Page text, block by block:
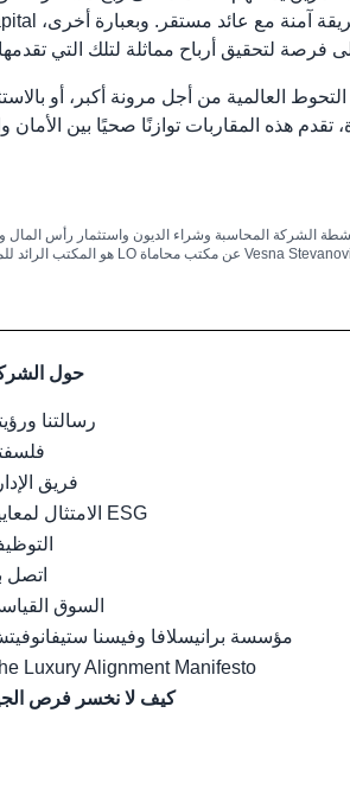
التحوط العالمية من أجل مرونة أكبر، أو
تقدم هذه المقاربات توازنًا صحيًا بين
حول
رسالتنا
فريق
الامتثال لمعايير ESG
اتصل
السوق
مؤسسة برانيسلافا وفيسنا
Luxury Alignment Manifesto
كيف لا نخسر فرص